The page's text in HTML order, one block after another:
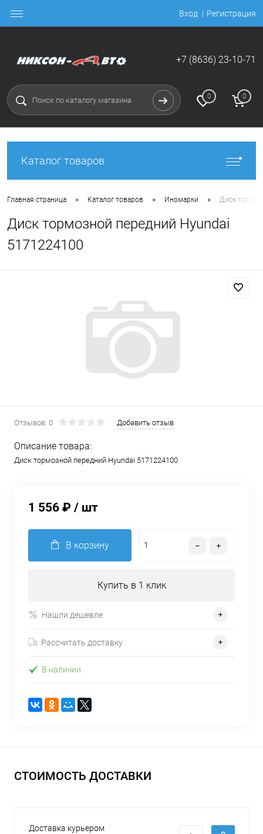
Вход Регистрация
+7 (8636) 23-10-71
0 0
Каталог товаров
Главная страница • Каталог товаров • Иномарки • Диск
Диск тормозной передний Hyundai
5171224100
Отзывов: 0 Добавить отзыв
Описание товара:
Диск тормозной передний Hyundai 5171224100
1 556 ₽ / шт
В корзину
Купить в 1 клик
Нашли дешевле
Рассчитать доставку
В наличии
СТОИМОСТЬ ДОСТАВКИ
Доставка курьером